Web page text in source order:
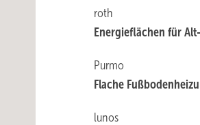
roth
Energieflächen für
Purmo
Flache
lunos